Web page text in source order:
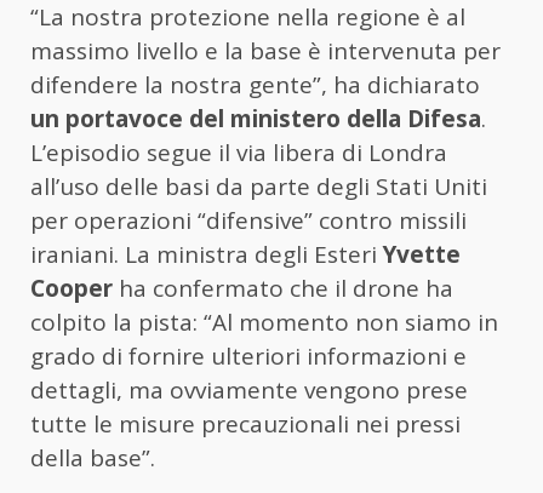
“La nostra protezione nella regione è al
massimo livello e la base è intervenuta per
difendere la nostra gente”, ha dichiarato
un portavoce del ministero della Difesa.
L’episodio segue il via libera di Londra
all’uso delle basi da parte degli Stati Uniti
per operazioni “difensive” contro missili
iraniani. La ministra degli EsteriYvette
Cooper ha confermato che il drone ha
colpito la pista: “Al momento non siamo in
grado di fornire ulteriori informazioni e
dettagli, ma ovviamente vengono prese
tutte le misure precauzionali nei pressi
della base”.